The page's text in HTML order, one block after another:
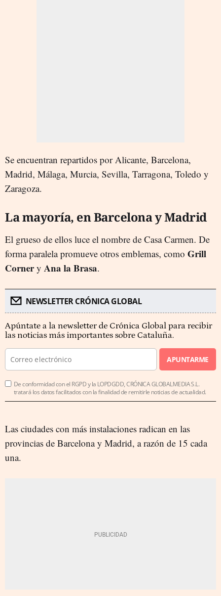
Se encuentran repartidos por Alicante, Barcelona,
Madrid, Málaga, Murcia, Sevilla, Tarragona, Toledo y
Zaragoza.
La mayoría, en Barcelona y Madrid
El grueso de ellos luce el nombre de Casa Carmen. De
forma paralela promueve otros emblemas, como Grill
Cornery Ana la Brasa.
NEWSLETTER CRÓNICA GLOBAL
Apúntate a la newsletter de Crónica Global para recibir
las noticias más importantes sobre Cataluña.
APUNTARME
De conformidad con el RGPD y la LOPDGDD, CRÓNICA GLOBALMEDIA S.L.
tratará los datos facilitados con la finalidad de remitirle noticias de actualidad.
Las ciudades con más instalaciones radican en las
provincias de Barcelona y Madrid, a razón de 15 cada
una.